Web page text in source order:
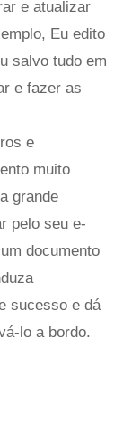
e atualizar
Eu edito
salvo tudo em
e fazer as
e
muito
grande
pelo seu e-
documento
sucesso e dá
lo a bordo.